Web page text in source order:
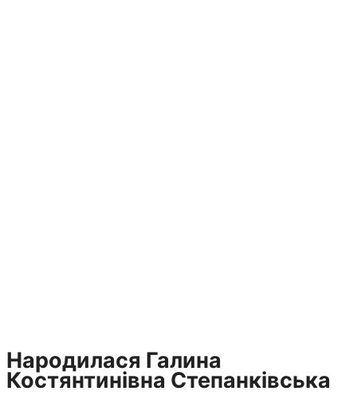
Народилася Галина
Костянтинівна Степанківська